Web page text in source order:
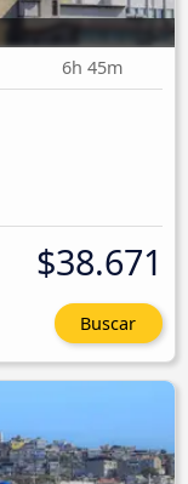
6h 45m
$38.671
Buscar